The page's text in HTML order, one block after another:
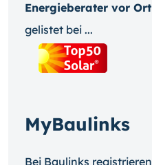
Energieberater vor Ort
gelistet bei ...
MyBaulinks
Bei Baulinks registrieren